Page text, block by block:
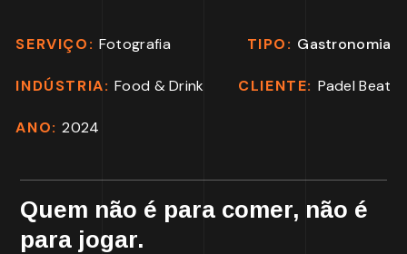
SERVIÇO: Fotografia TIPO: Gastronomia
INDÚSTRIA:Food & Drink CLIENTE: Padel Beat
ANO:2024
Quem não é para comer, não é
para jogar.